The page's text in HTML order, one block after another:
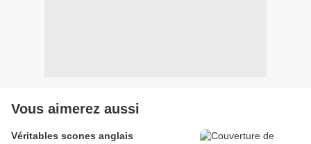
Vous aimerez aussi
Véritables scones anglais